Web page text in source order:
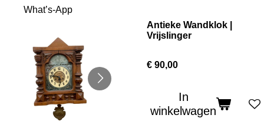
What’s-App
Antieke Wandklok |
Vrijslinger
€ 90,00
In
winkelwagen